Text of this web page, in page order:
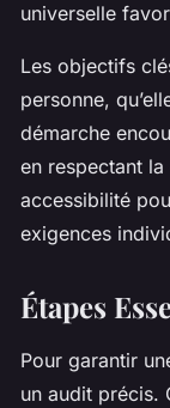
universelle
Les objectifs
personne,
démarche
en respectant
accessibilité
exigences
Étapes
Pour garantir
un audit précis.